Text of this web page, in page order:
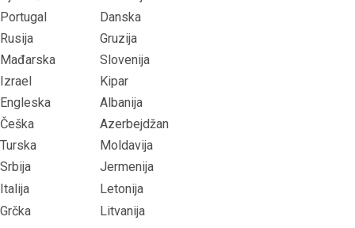
Portugal
Danska
Rusija
Gruzija
Mađarska
Slovenija
Izrael
Kipar
Engleska
Albanija
Češka
Azerbejdžan
Turska
Moldavija
Srbija
Jermenija
Italija
Letonija
Grčka
Litvanija